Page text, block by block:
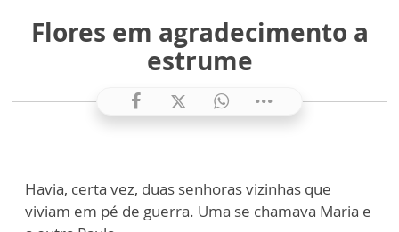
Flores em agradecimento a
estrume
Havia, certa vez, duas senhoras vizinhas que
viviam em pé de guerra. Uma se chamava Maria e